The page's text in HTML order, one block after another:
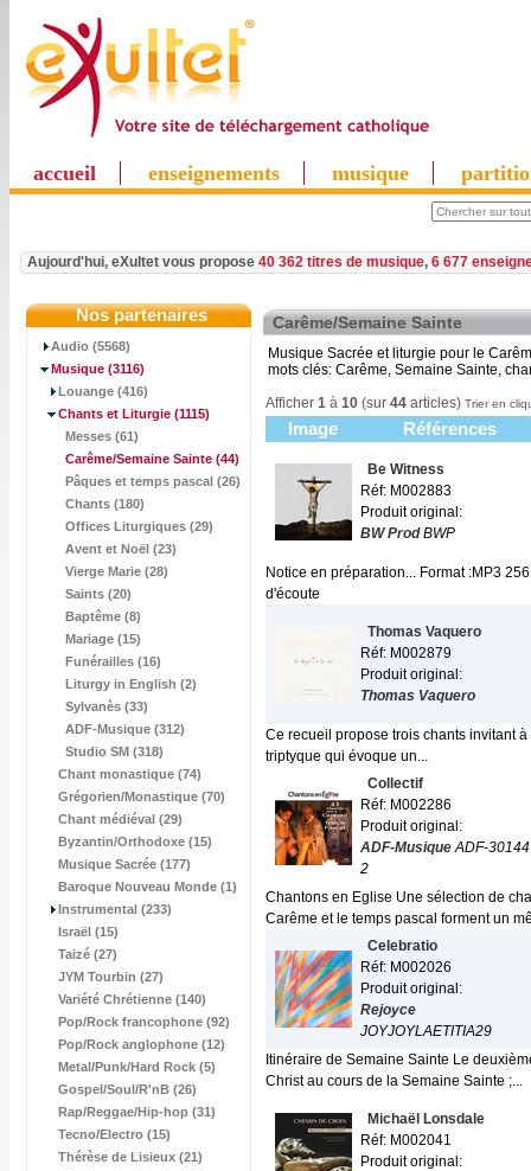
accueil enseignements musique
Aujourd'hui, eXultet vous propose 40 362 titres de musique, 6 677
Nos partenaires
Audio (5568)
Musique (3116)
Louange (416)
Chants et Liturgie (1115)
Messes (61)
Carême/Semaine Sainte (44)
Pâques et temps pascal (26)
Chants (180)
Offices Liturgiques (29)
Avent et Noël (23)
Vierge Marie (28)
Saints (20)
Baptême (8)
Mariage (15)
Funérailles (16)
Liturgy in English (2)
Sylvanès (33)
ADF-Musique (312)
Studio SM (318)
Chant monastique (74)
Grégorien/Monastique (70)
Chant médiéval (29)
Byzantin/Orthodoxe (15)
Musique Sacrée (177)
Baroque Nouveau Monde (1)
Instrumental (233)
Israël (15)
Taizé (27)
JYM Tourbin (27)
Variété Chrétienne (140)
Pop/Rock francophone (92)
Pop/Rock anglophone (12)
Metal/Punk/Hard Rock (5)
Gospel/Soul/R'nB (26)
Rap/Reggae/Hip-hop (31)
Tecno/Electro (15)
Thérèse de Lisieux (21)
Carême/Semaine Sainte
Musique Sacrée et liturgie pour le
mots clés: Carême, Semaine Sainte,
Afficher 1 à 10 (sur 44 articles) Trier en
Image Références
Be Witness
Réf: M002883
Produit original:
BW ProdBWP
Notice en préparation... Format :MP3
d'écoute
Thomas Vaquero
Réf: M002879
Produit original:
Thomas Vaquero
Ce recueil propose trois chants invitant
triptyque qui évoque un...
Collectif
Réf: M002286
Produit original:
ADF-MusiqueADF-
2
Chantons en Eglise Une sélection de
Carême et le temps pascal forment un
Celebratio
Réf: M002026
Produit original:
Rejoyce
JOYJOYLAETITIA29
Itinéraire de Semaine Sainte Le
Christ au cours de la Semaine Sainte ;...
Michaël Lonsdale
Réf: M002041
Produit original: